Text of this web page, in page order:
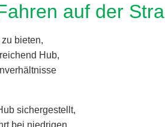
auf der
bieten,
Hub,
sichergestellt,